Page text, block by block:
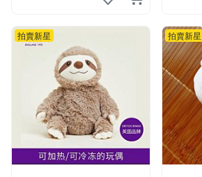
拍賣新星 拍賣新星